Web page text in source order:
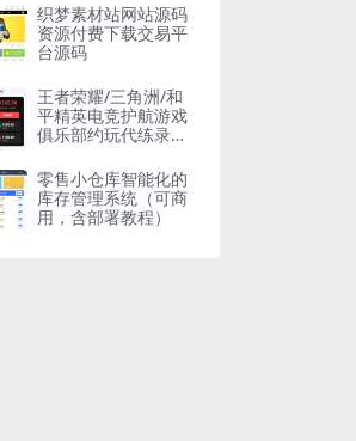
织梦素材站网站源码
资源付费下载交易平
台源码
王者荣耀/三角洲/和
平精英电竞护航游戏
俱乐部约玩代练录单
理系统
零售小仓库智能化的
库存管理系统（可商
用，含部署教程）